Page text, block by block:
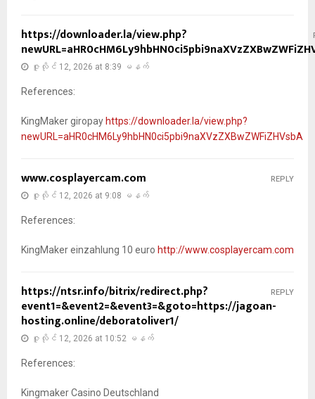
https://downloader.la/view.php?
ဇူလိုင် 12, 2026 at 8:39 မနက်
References:
KingMaker giropay https://downloader.la/view.php?
newURL=aHR0cHM6Ly9hbHN0ci5pbi9naXVzZXBwZWFiZHVsbA
www.cosplayercam.com
ဇူလိုင် 12, 2026 at 9:08 မနက်
References:
KingMaker einzahlung 10 euro http://www.cosplayercam.com
REPLY
https://ntsr.info/bitrix/redirect.php?
event1=&event2=&event3=&goto=https://jagoan-
hosting.online/deboratoliver1/
ဇူလိုင် 12, 2026 at 10:52 မနက်
References:
Kingmaker Casino Deutschland
REPLY